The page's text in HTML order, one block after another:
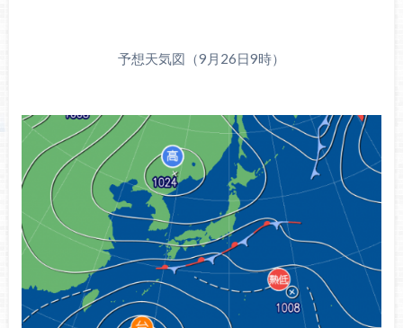
予想天気図（9月26日9時）